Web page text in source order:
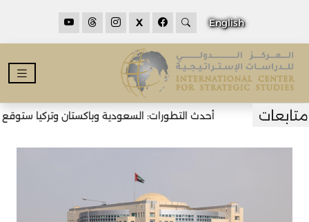
English
X
أحدث التطورات: السعودية وباكستان وتركيا ستوقع